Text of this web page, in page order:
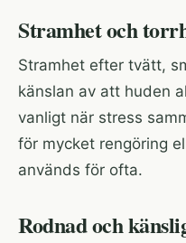
Stramhet och
Stramhet efter tvätt,
känslan av att huden
vanligt när stress
för mycket rengöring
används för ofta.
Rodnad och